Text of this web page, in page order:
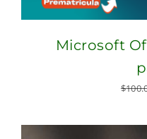
Microsoft
$